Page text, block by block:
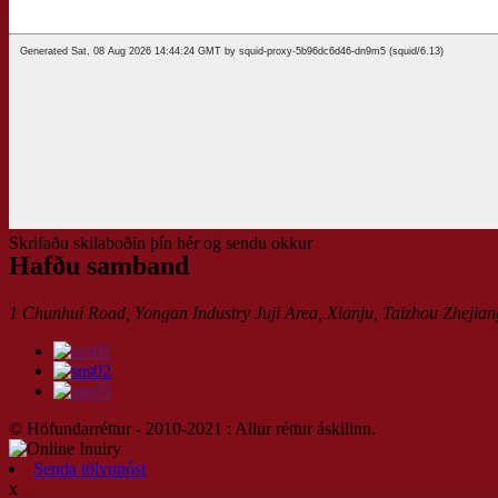
Skrifaðu skilaboðin þín hér og sendu okkur
Hafðu samband
1 Chunhui Road, Yongan Industry Juji Area, Xianju, Taizhou
© Höfundarréttur - 2010-2021 : Allur réttur áskilinn.
Senda tölvupóst
x